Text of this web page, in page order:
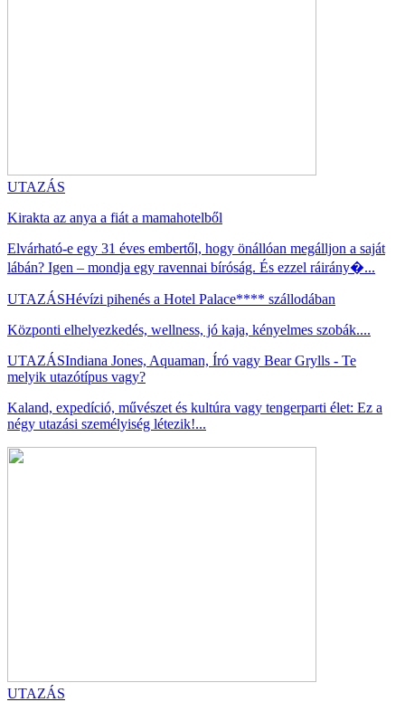
UTAZÁS
Kirakta az anya a fiát a mamahotelből
Elvárható-e egy 31 éves embertől, hogy önállóan megálljon a saját
lábán? Igen – mondja egy ravennai bíróság. És ezzel ráirány�...
UTAZÁSHévízi pihenés a Hotel Palace**** szállodában
Központi elhelyezkedés, wellness, jó kaja, kényelmes szobák....
UTAZÁSIndiana Jones, Aquaman, Író vagy Bear Grylls - Te
melyik utazótípus vagy?
Kaland, expedíció, művészet és kultúra vagy tengerparti élet: Ez a
négy utazási személyiség létezik!...
UTAZÁS